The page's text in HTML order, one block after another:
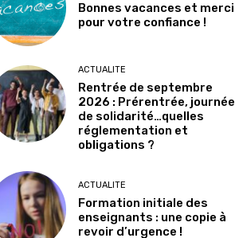
Bonnes vacances et merci
pour votre confiance !
ACTUALITE
Rentrée de septembre
2026 : Prérentrée, journée
de solidarité…quelles
réglementation et
obligations ?
ACTUALITE
Formation initiale des
enseignants : une copie à
revoir d’urgence !